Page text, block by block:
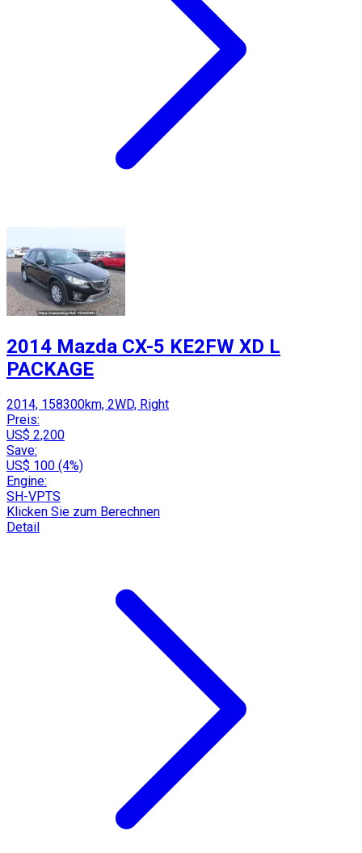
2014 Mazda CX-5 KE2FW XD L
PACKAGE
2014, 158300km, 2WD, Right
Preis:
US$ 2,200
Save:
US$ 100 (4%)
Engine:
SH-VPTS
Klicken Sie zum Berechnen
Detail